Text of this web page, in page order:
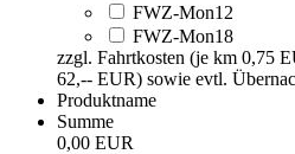
FWZ-Mon12
FWZ-Mon18
zzgl. Fahrtkosten (je km 0,75
62,-- EUR) sowie evtl.
Produktname
Summe
0,00 EUR